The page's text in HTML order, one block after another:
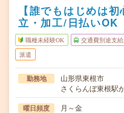
【誰でもはじめは
立・加工/日払いOK
職種未経験OK 交通費別途支給
派遣
勤務地
山形県東根市
さくらんぼ東根駅
曜日頻度 月～金